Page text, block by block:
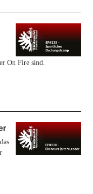
On Fire sind.